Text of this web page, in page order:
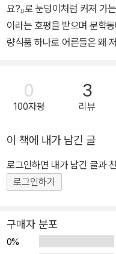
요?』로 눈덩이처럼 커져 가
이라는 호평을 받으며 문학
량식품 하나로 어른들은 왜
구쟁이를 데려와 아이들의
썽 제조기 황금성과 30여
렵했을 신봉자 선생님, 그리
력에 휘말려 펼쳐내는 해프
한다. 방심하는 순간 훅 파고드는 따
이하는 천둥벌거숭이 1학년 VS 정년퇴직을 앞두고 학교생활을
하게 마치고 싶은 선생님 30여 년 경력에 빛나는 신봉자 선생님과 그
으니 유치원 때보다 의젓한
마을 작은 학교라, 늘 얼굴을
0
100자평
3
리뷰
이 책에 내가 남긴 글
로그인하면 내가 남긴 글과
로그인하기
구매자 분포
0%